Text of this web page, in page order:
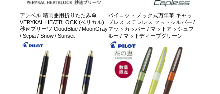
アンベル 晴雨兼用折りたたみ傘
VERYKAL HEATBLOCK (ベリカル)
秒速プリーツ CloudBlue / MoonGray
/ Sepia / Snow / Sunset
パイロット ノック式万年筆 キャッ
プレス ステンレス マットシルバー /
マットカッパー / マットアッシュブ
ルー / マットディープグリーン